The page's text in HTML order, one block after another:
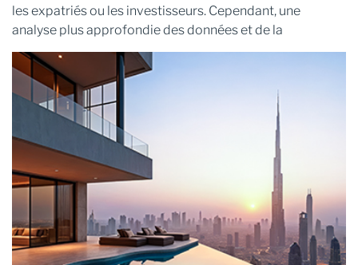
les expatriés ou les investisseurs. Cependant, une
analyse plus approfondie desdonnées et de la